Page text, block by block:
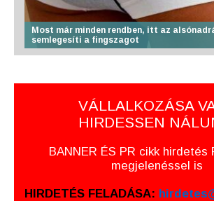
Most már minden rendben, itt az
semlegesíti a fingszagot
VÁLLALKOZÁSA
HIRDESSEN
BANNER ÉS PR cikk hirdetés
megjelenéssel is
HIRDETÉS FELADÁSA: